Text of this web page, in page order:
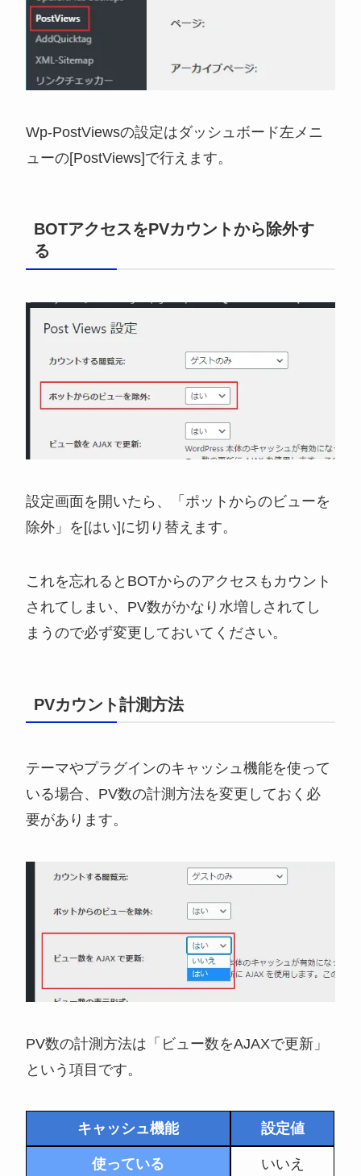
Wp-PostViewsの設定はダッシュボード左メニ
ューの[PostViews]で行えます。
BOTアクセスをPVカウントから除外す
る
設定画面を開いたら、「ポットからのビューを
除外」を[はい]に切り替えます。
これを忘れるとBOTからのアクセスもカウント
されてしまい、PV数がかなり水増しされてし
まうので必ず変更しておいてください。
PVカウント計測方法
テーマやプラグインのキャッシュ機能を使って
いる場合、PV数の計測方法を変更しておく必
要があります。
PV数の計測方法は「ビュー数をAJAXで更新」
という項目です。
キャッシュ機能 設定値
使っている いいえ